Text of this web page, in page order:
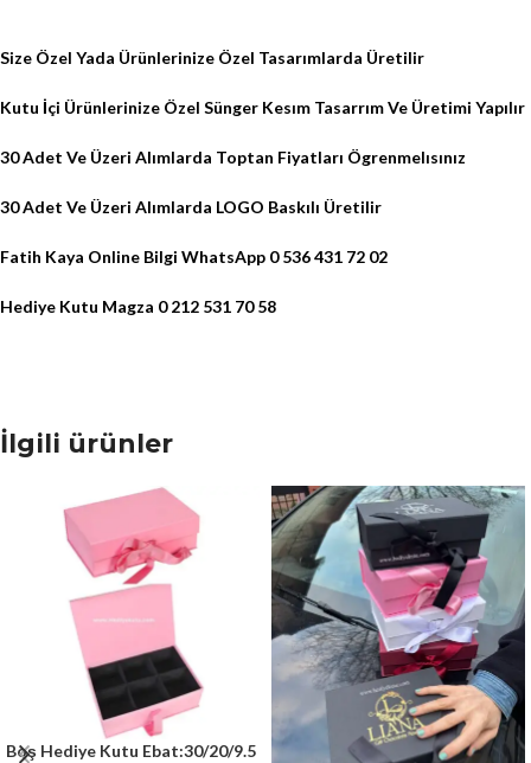
Size Özel Yada Ürünlerinize Özel Tasarımlarda Üretilir
Kutu İçi Ürünlerinize Özel Sünger Kesım Tasarrım Ve Üretimi Yapılır
30 Adet Ve Üzeri Alımlarda Toptan Fiyatları Ögrenmelısınız
30 Adet Ve Üzeri Alımlarda LOGO Baskılı Üretilir
Fatih Kaya Online Bilgi WhatsApp 0 536 431 72 02
Hediye Kutu Magza 0 212 531 70 58
İlgili ürünler
Boş Hediye Kutu Ebat:30/20/9.5